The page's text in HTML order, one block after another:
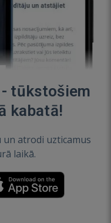
tūkstošiem
kabatā!
un atrodi uzticamus
laikā.